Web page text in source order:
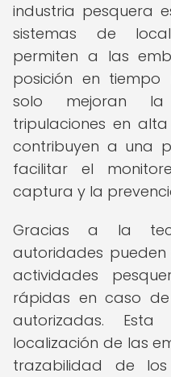
industria pesquera
sistemas de
permiten a las
posición en tiempo
solo mejoran
tripulaciones en
contribuyen a una
facilitar el
captura y la
Gracias a la
autoridades
actividades
rápidas en caso
autorizadas.
localización de las
trazabilidad de los